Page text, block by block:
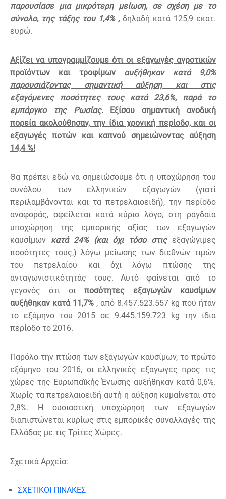
παρουσίασε μια μικρότερη μείωση, σε σχέση με το
σύνολο, της τάξης του 1,4% ,δηλαδή κατά 125,9 εκατ.
ευρώ.
Αξίζει να υπογραμμίζουμε ότι οι εξαγωγές αγροτικών
προϊόντων και τροφίμων αυξήθηκαν κατά 9,0%
παρουσιάζοντας σημαντική αύξηση και στις
εξαγόμενες ποσότητες τους κατά 23,6%, παρά το
εμπάργκο της Ρωσίας. Εξίσου σημαντική ανοδική
πορεία ακολούθησαν, την ίδια χρονική περίοδο, και οι
εξαγωγές ποτών και καπνού σημειώνοντας αύξηση
14,4 %!
Θα πρέπει εδώ να σημειώσουμε ότι η υποχώρηση του
συνόλου των ελληνικών εξαγωγών (γιατί
περιλαμβάνονται και τα πετρελαιοειδή), την περίοδο
αναφοράς, οφείλεται κατά κύριο λόγο, στη ραγδαία
υποχώρηση της εμπορικής αξίας των εξαγωγών
καυσίµων κατά 24% (και όχι τόσο στιςεξαγώγιμες
ποσότητες τους,) λόγω μείωσης των διεθνών τιμών
του πετρελαίου και όχι λόγω πτώσης της
ανταγωνιστικότητάς τους. Αυτό φαίνεται από το
γεγονός ότι οι ποσότητες εξαγωγών καυσίμων
αυξήθηκαν κατά 11,7% , από 8.457.523.557 kg που ήταν
το εξάμηνο του 2015 σε 9.445.159.723 kg την ίδια
περίοδο το 2016.
Παρόλο την πτώση των εξαγωγών καυσίμων, το πρώτο
εξάμηνο του 2016, οι ελληνικές εξαγωγές προς τις
χώρες της Ευρωπαϊκής Ένωσης αυξήθηκαν κατά 0,6%.
Χωρίς τα πετρελαιοειδή αυτή η αύξηση κυμαίνεται στο
2,8%. Η ουσιαστική υποχώρηση των εξαγωγών
διαπιστώνεται κυρίως στις εμπορικές συναλλαγές της
Ελλάδας με τις Τρίτες Χώρες.
Σχετικά Αρχεία:
ΣΧΕΤΙΚΟΙ ΠΙΝΑΚΕΣ